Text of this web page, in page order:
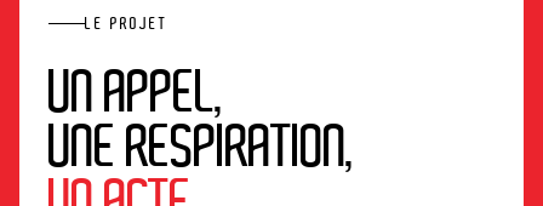
LE PROJET
UN APPEL,
UNE RESPIRATION,